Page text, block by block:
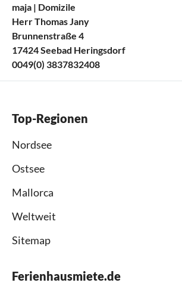
maja | Domizile
Herr Thomas Jany
Brunnenstraße 4
17424 Seebad Heringsdorf
0049(0) 3837832408
Top-Regionen
Nordsee
Ostsee
Mallorca
Weltweit
Sitemap
Ferienhausmiete.de